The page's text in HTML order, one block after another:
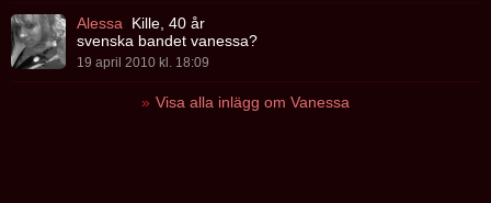
Alessa
Kille, 40 år
svenska bandet vanessa?
19 april 2010 kl. 18:09
Visa alla inlägg om Vanessa